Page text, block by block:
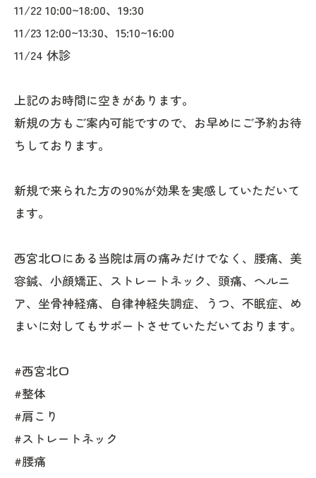
11/22 10:00~18:00、19:30
11/23 12:00~13:30、15:10~16:00
11/24 休診
上記のお時間に空きがあります。
新規の方もご案内可能ですので、お早めにご予約お待
ちしております。
新規で来られた方の90%が効果を実感していただいて
ます。
西宮北口にある当院は肩の痛みだけでなく、腰痛、美
容鍼、小顔矯正、ストレートネック、頭痛、ヘルニ
ア、坐骨神経痛、自律神経失調症、うつ、不眠症、め
まいに対してもサポートさせていただいております。
#西宮北口
#整体
#肩こり
#ストレートネック
#腰痛